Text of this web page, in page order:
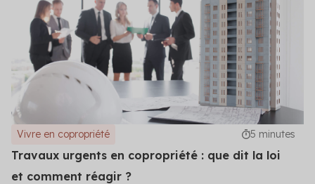
Vivre en copropriété 5 minutes
Travaux urgents en copropriété : que dit la loi
et comment réagir ?